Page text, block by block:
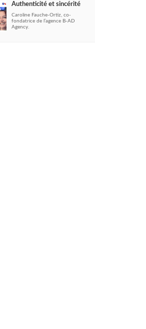
Authenticité et sincérité
Caroline Fauche-Ortiz, co-
fondatrice de l’agence B-AD
Agency.